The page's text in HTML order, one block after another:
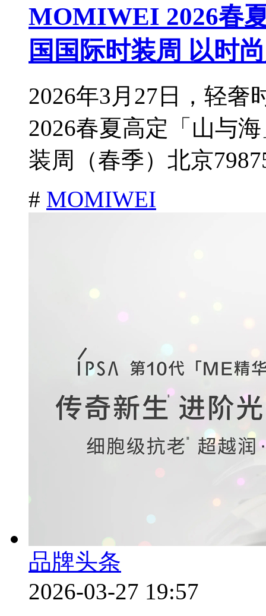
MOMIWEI 2026春
国国际时装周 以时
2026年3月27日，轻
2026春夏高定「山与
装周（春季）北京
# MOMIWEI
品牌头条
2026-03-27 19:57